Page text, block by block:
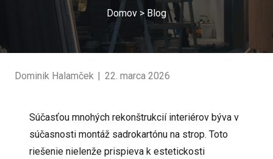
Domov > Blog
Dominik Halamček 22. marca 2026
Súčasťou mnohých rekonštrukcií interiérov býva v
súčasnosti montáž sadrokartónu na strop. Toto
riešenie nielenže prispieva k estetickosti